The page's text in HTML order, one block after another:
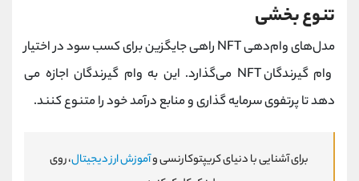
تنوع بخشی
مدل‌های وام‌دهی NFT راهی جایگزین برای کسب سود در اختیار
وام گیرندگان NFT می‌گذارد. این به وام گیرندگان اجازه می
دهد تا پرتفوی سرمایه گذاری و منابع درآمد خود را متنوع کنند.
برای آشنایی با دنیای کریپتوکارنسی وآموزش ارز دیجیتال، روی